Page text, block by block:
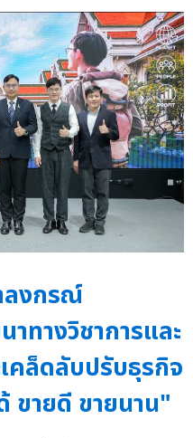
ลงกรณ์
ทางวิชาการและ
คล็ดลับปรับธุรกิจ
ขายดี ขายนาน"